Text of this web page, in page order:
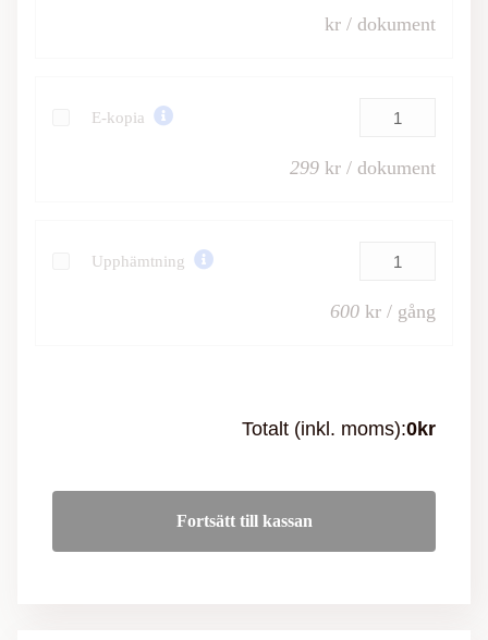
kr / dokument
E-kopia
299 kr / dokument
Upphämtning
600 kr / gång
Totalt (inkl. moms):0kr
Fortsätt till kassan